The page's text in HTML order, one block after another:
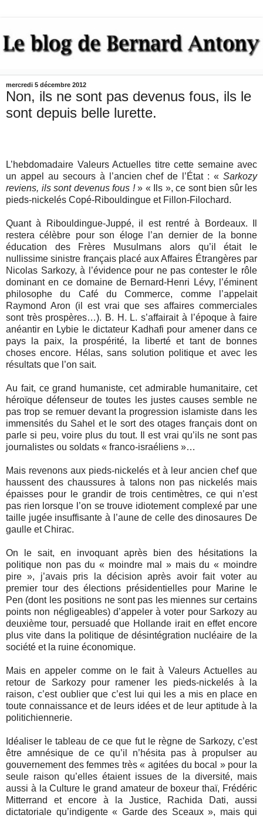
mercredi 5 décembre 2012
Non, ils ne sont pas devenus fous, ils le
sont depuis belle lurette.
L’hebdomadaire Valeurs Actuelles titre cette semaine avec
un appel au secours à l’ancien chef de l’État : « Sarkozy
reviens, ils sont devenus fous !» « Ils », ce sont bien sûr les
pieds-nickelés Copé-Ribouldingue et Fillon-Filochard.
Quant à Ribouldingue-Juppé, il est rentré à Bordeaux. Il
restera célèbre pour son éloge l’an dernier de la bonne
éducation des Frères Musulmans alors qu’il était le
nullissime sinistre français placé aux Affaires Étrangères par
Nicolas Sarkozy, à l’évidence pour ne pas contester le rôle
dominant en ce domaine de Bernard-Henri Lévy, l’éminent
philosophe du Café du Commerce, comme l’appelait
Raymond Aron (il est vrai que ses affaires commerciales
sont très prospères…). B. H. L. s’affairait à l’époque à faire
anéantir en Lybie le dictateur Kadhafi pour amener dans ce
pays la paix, la prospérité, la liberté et tant de bonnes
choses encore. Hélas, sans solution politique et avec les
résultats que l’on sait.
Au fait, ce grand humaniste, cet admirable humanitaire, cet
héroïque défenseur de toutes les justes causes semble ne
pas trop se remuer devant la progression islamiste dans les
immensités du Sahel et le sort des otages français dont on
parle si peu, voire plus du tout. Il est vrai qu’ils ne sont pas
journalistes ou soldats « franco-israéliens »…
Mais revenons aux pieds-nickelés et à leur ancien chef que
haussent des chaussures à talons non pas nickelés mais
épaisses pour le grandir de trois centimètres, ce qui n’est
pas rien lorsque l’on se trouve idiotement complexé par une
taille jugée insuffisante à l’aune de celle des dinosaures De
gaulle et Chirac.
On le sait, en invoquant après bien des hésitations la
politique non pas du « moindre mal » mais du « moindre
pire », j’avais pris la décision après avoir fait voter au
premier tour des élections présidentielles pour Marine le
Pen (dont les positions ne sont pas les miennes sur certains
points non négligeables) d’appeler à voter pour Sarkozy au
deuxième tour, persuadé que Hollande irait en effet encore
plus vite dans la politique de désintégration nucléaire de la
société et la ruine économique.
Mais en appeler comme on le fait à Valeurs Actuelles au
retour de Sarkozy pour ramener les pieds-nickelés à la
raison, c’est oublier que c’est lui qui les a mis en place en
toute connaissance et de leurs idées et de leur aptitude à la
politichiennerie.
Idéaliser le tableau de ce que fut le règne de Sarkozy, c’est
être amnésique de ce qu’il n’hésita pas à propulser au
gouvernement des femmes très « agitées du bocal » pour la
seule raison qu’elles étaient issues de la diversité, mais
aussi à la Culture le grand amateur de boxeur thaï, Frédéric
Mitterrand et encore à la Justice, Rachida Dati, aussi
dictatoriale qu’indigente « Garde des Sceaux », mais qui